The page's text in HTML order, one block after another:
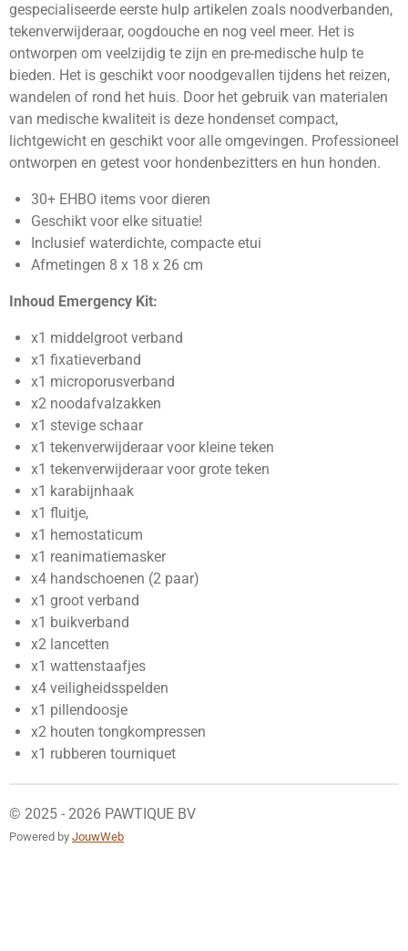
gespecialiseerde eerste hulp artikelen zoals noodverbanden,
tekenverwijderaar, oogdouche en nog veel meer. Het is
ontworpen om veelzijdig te zijn en pre-medische hulp te
bieden. Het is geschikt voor noodgevallen tijdens het reizen,
wandelen of rond het huis. Door het gebruik van materialen
van medische kwaliteit is deze hondenset compact,
lichtgewicht en geschikt voor alle omgevingen. Professioneel
ontworpen en getest voor hondenbezitters en hun honden.
30+ EHBO items voor dieren
Geschikt voor elke situatie!
Inclusief waterdichte, compacte etui
Afmetingen 8 x 18 x 26 cm
Inhoud Emergency Kit:
x1 middelgroot verband
x1 fixatieverband
x1 microporusverband
x2 noodafvalzakken
x1 stevige schaar
x1 tekenverwijderaar voor kleine teken
x1 tekenverwijderaar voor grote teken
x1 karabijnhaak
x1 fluitje,
x1 hemostaticum
x1 reanimatiemasker
x4 handschoenen (2 paar)
x1 groot verband
x1 buikverband
x2 lancetten
x1 wattenstaafjes
x4 veiligheidsspelden
x1 pillendoosje
x2 houten tongkompressen
x1 rubberen tourniquet
© 2025 - 2026 PAWTIQUE BV
Powered by JouwWeb